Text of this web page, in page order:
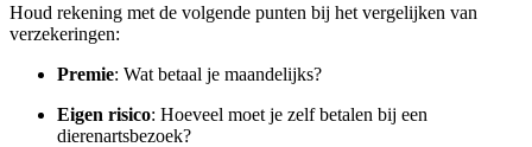
Houd rekening met de volgende punten bij het vergelijken van
verzekeringen:
Premie: Wat betaal je maandelijks?
Eigen risico: Hoeveel moet je zelf betalen bij een
dierenartsbezoek?